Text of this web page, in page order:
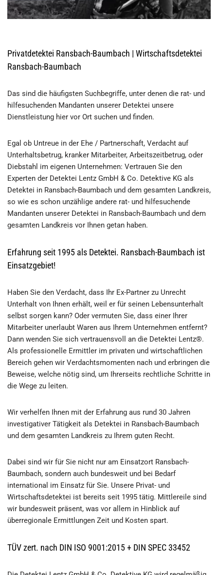
Privatdetektei Ransbach-Baumbach | Wirtschaftsdetektei
Ransbach-Baumbach
Das sind die häufigsten Suchbegriffe, unter denen die rat- und
hilfesuchenden Mandanten unserer Detektei unsere
Dienstleistung hier vor Ort suchen und finden.
Egal ob Untreue in der Ehe / Partnerschaft, Verdacht auf
Unterhaltsbetrug, kranker Mitarbeiter, Arbeitszeitbetrug, oder
Diebstahl im eigenen Unternehmen: Vertrauen Sie den
Experten der Detektei Lentz GmbH & Co. Detektive KG als
Detektei in Ransbach-Baumbach und dem gesamten Landkreis,
so wie es schon unzählige andere rat- und hilfesuchende
Mandanten unserer Detektei in Ransbach-Baumbach und dem
gesamten Landkreis vor Ihnen getan haben.
Erfahrung seit 1995 als Detektei. Ransbach-Baumbach ist
Einsatzgebiet!
Haben Sie den Verdacht, dass Ihr Ex-Partner zu Unrecht
Unterhalt von Ihnen erhält, weil er für seinen Lebensunterhalt
selbst sorgen kann? Oder vermuten Sie, dass einer Ihrer
Mitarbeiter unerlaubt Waren aus Ihrem Unternehmen entfernt?
Dann wenden Sie sich vertrauensvoll an die Detektei Lentz®.
Als professionelle Ermittler im privaten und wirtschaftlichen
Bereich gehen wir Verdachtsmomenten nach und erbringen die
Beweise, welche nötig sind, um Ihrerseits rechtliche Schritte in
die Wege zu leiten.
Wir verhelfen Ihnen mit der Erfahrung aus rund 30 Jahren
investigativer Tätigkeit als Detektei in Ransbach-Baumbach
und dem gesamten Landkreis zu Ihrem guten Recht.
Dabei sind wir für Sie nicht nur am Einsatzort Ransbach-
Baumbach, sondern auch bundesweit und bei Bedarf
international im Einsatz für Sie. Unsere Privat- und
Wirtschaftsdetektei ist bereits seit 1995 tätig. Mittlereile sind
wir bundesweit präsent, was vor allem in Hinblick auf
überregionale Ermittlungen Zeit und Kosten spart.
TÜV zert. nach DIN ISO 9001:2015 + DIN SPEC 33452